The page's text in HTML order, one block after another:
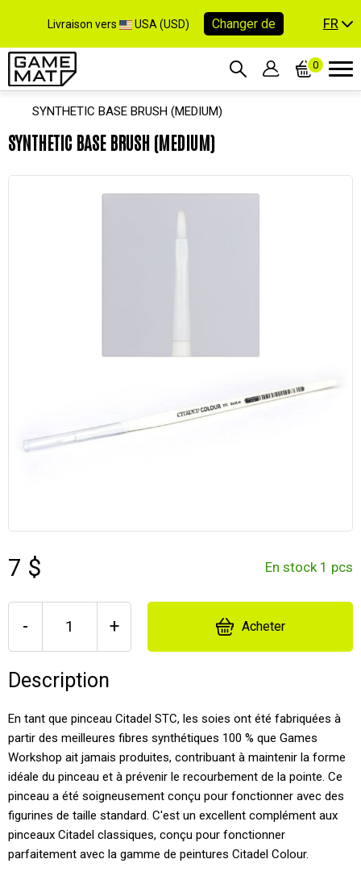
Livraison vers USA (USD) Changer de FR
0
SYNTHETIC BASE BRUSH (MEDIUM)
SYNTHETIC BASE BRUSH (MEDIUM)
7 $ En stock 1 pcs
- + Acheter
Description
En tant que pinceau Citadel STC, les soies ont été fabriquées à
partir des meilleures fibres synthétiques 100 % que Games
Workshop ait jamais produites, contribuant à maintenir la forme
idéale du pinceau et à prévenir le recourbement de la pointe. Ce
pinceau a été soigneusement conçu pour fonctionner avec des
figurines de taille standard. C'est un excellent complément aux
pinceaux Citadel classiques, conçu pour fonctionner
parfaitement avec la gamme de peintures Citadel Colour.